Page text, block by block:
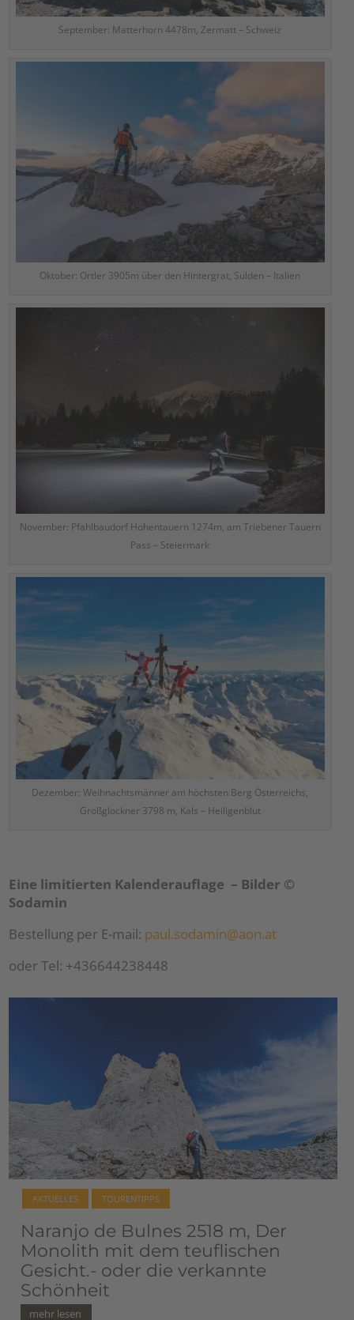
September: Matterhorn 4478m, Zermatt – Schweiz
Oktober: Ortler 3905m über den Hintergrat, Sulden – Italien
November: Pfahlbaudorf Hohentauern 1274m, am Triebener Tauern
Pass – Steiermark
Dezember: Weihnachtsmänner am höchsten Berg Österreichs,
Großglockner 3798 m, Kals – Heiligenblut
Eine limitierten Kalenderauflage – Bilder ©
Sodamin
Bestellung per E-mail: paul.sodamin@aon.at
oder Tel: +436644238448
AKTUELLES TOURENTIPPS
Naranjo de Bulnes 2518 m, Der
Monolith mit dem teuflischen
Gesicht.- oder die verkannte
Schönheit